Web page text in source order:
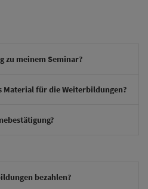
zu meinem Seminar?
Material für die Weiterbildungen?
bezahlen?